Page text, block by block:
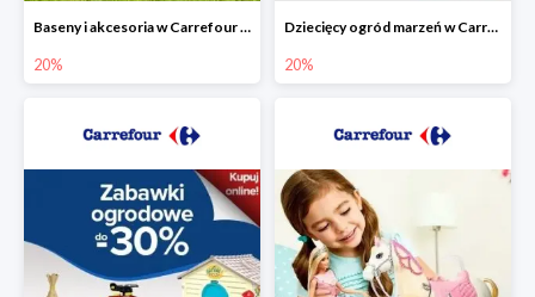
Baseny i akcesoria w Carrefour do -20%
20%
Dziecięcy ogród marzeń w Carrefour do -20%
20%